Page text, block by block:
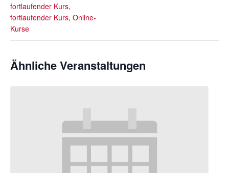
fortlaufender Kurs,
fortlaufender Kurs, Online-
Kurse
Ähnliche Veranstaltungen